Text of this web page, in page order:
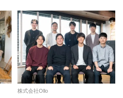
株式会社Ollo